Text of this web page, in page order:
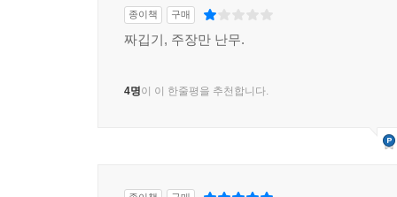
종이책 구매
짜깁기, 주장만 난무.
4명이 이 한줄평을 추천합니다.